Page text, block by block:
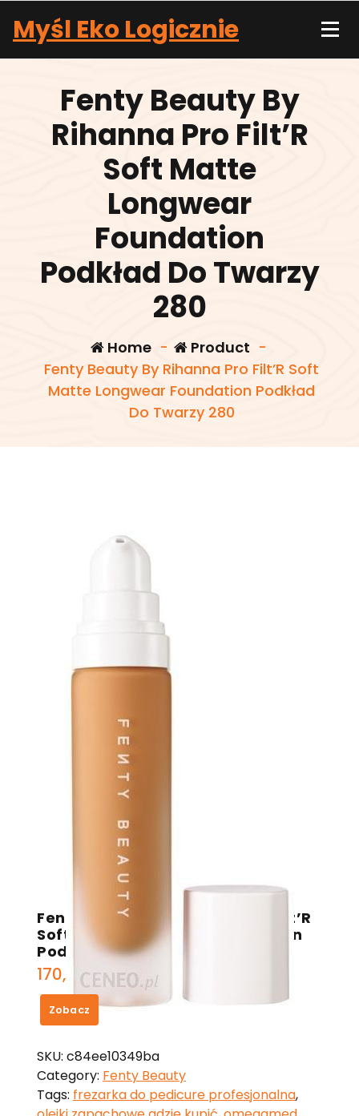
content
Myśl Eko Logicznie
Fenty Beauty By
Rihanna Pro Filt’R
Soft Matte
Longwear
Foundation
Podkład Do Twarzy
280
Home- Product -
Fenty Beauty By Rihanna Pro Filt’R Soft
Matte Longwear Foundation Podkład
Do Twarzy 280
Fenty Beauty By Rihanna Pro Filt’R
Soft Matte Longwear Foundation
Podkład Do Twarzy 280
170,00zł
Zobacz
SKU: c84ee10349ba
Category: Fenty Beauty
Tags: frezarka do pedicure profesjonalna,